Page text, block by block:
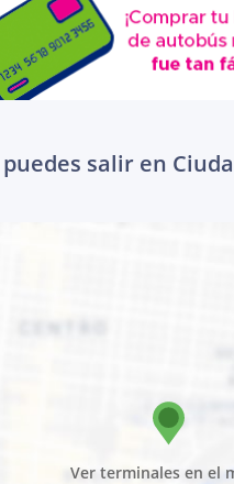
salir en
Ver terminales en el